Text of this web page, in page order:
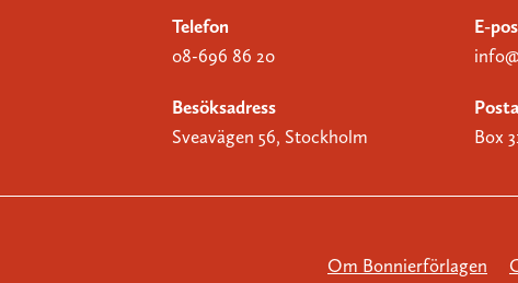
Telefon
08-696 86 20
E-
Besöksadress
Sveavägen 56, Stockholm
Box
Om Bonnierförlagen